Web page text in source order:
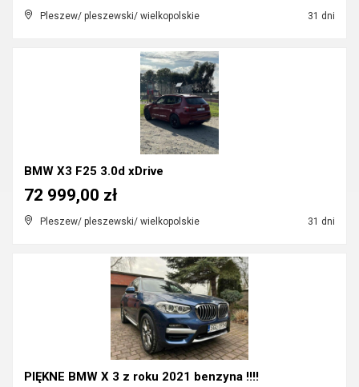
Pleszew/ pleszewski/ wielkopolskie 31 dni
BMW X3 F25 3.0d xDrive
Pleszew/ pleszewski/ wielkopolskie 31 dni
72 999,00 zł
PIĘKNE BMW X 3 z roku 2021 benzyna !!!!